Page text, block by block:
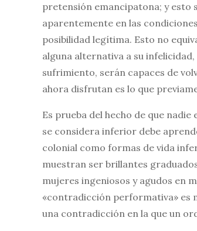
pretensión emancipatona; y esto
aparentemente en las
posibilidad legítima. Esto no
alguna alternativa a su infelicidad,
sufrimiento, serán capaces de
ahora disfrutan es lo que
Es prueba del hecho de que
se considera inferior debe
colonial como formas de vida
muestran ser brillantes
mujeres ingeniosos y agudos en
«contradicción performativa» es
una contradicción en la que un